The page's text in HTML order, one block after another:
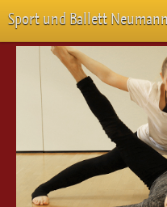
Sport und Ballett Neumann
Start
Neuigkeiten
Über Uns
Veranstaltungen
Emotion Pur
Meisterschaften